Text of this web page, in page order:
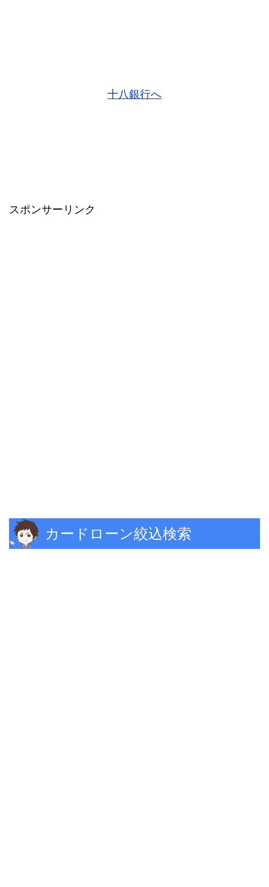
十八銀行へ
スポンサーリンク
カードローン絞込検索